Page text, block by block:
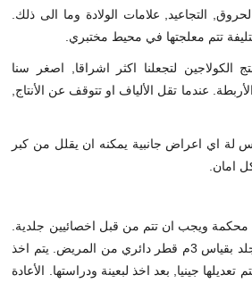
التجاعيد, علامات الولادة وما الى ذلك.
تتم معلجتها في محيط مختبري.
الكولاجين لتجعلنا اكثر اشراقا, اصغر سنا
عندما تقل الألياف او تتوقف عن الأنتاج,
لة اي اعراض جانبية يمكنه ان يقلل من كبر
امان.
محكمة ويجب ان تتم من قبل اخصائيين جلدية.
العلاج يبدأ بأخذ عينة من الجلد بقياس 3م قطر دائري من المريض. يتم اخذ
تعديلها جينيا, بعد اخذ لبعينة ودراستها. الأعادة